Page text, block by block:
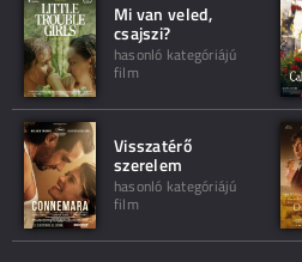
Mi van veled,
csajszi?
hasonló kategóriájú
film
Visszatérő
szerelem
hasonló kategóriájú
film